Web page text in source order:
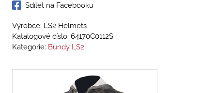
Sdílet na Facebooku
Výrobce: LS2 Helmets
Katalogové číslo: 64170C0112S
Kategorie: Bundy LS2